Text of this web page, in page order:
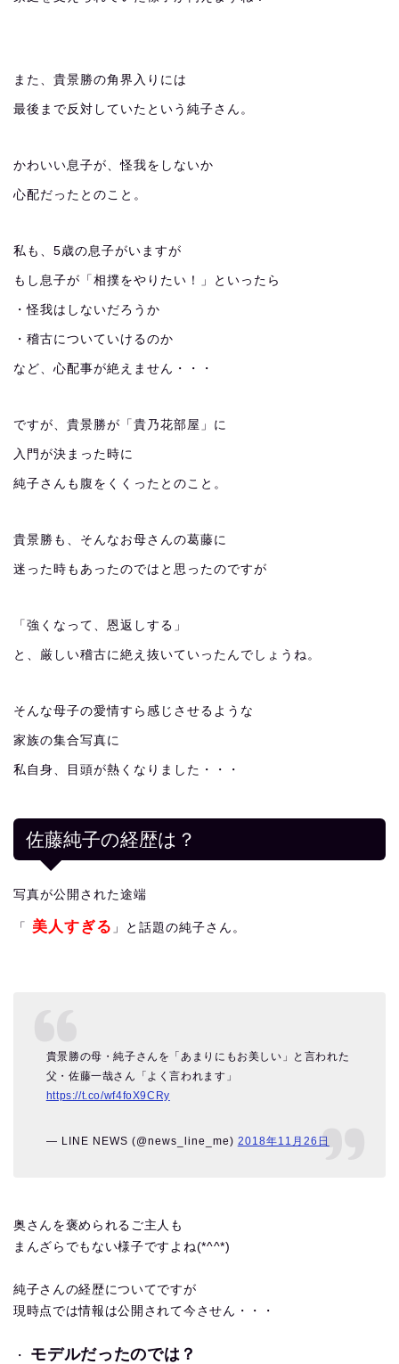
また、貴景勝の角界入りには
最後まで反対していたという純子さん。
かわいい息子が、怪我をしないか
心配だったとのこと。
私も、5歳の息子がいますが
もし息子が「相撲をやりたい！」といったら
・怪我はしないだろうか
・稽古についていけるのか
など、心配事が絶えません・・・
ですが、貴景勝が「貴乃花部屋」に
入門が決まった時に
純子さんも腹をくくったとのこと。
貴景勝も、そんなお母さんの葛藤に
迷った時もあったのではと思ったのですが
「強くなって、恩返しする」
と、厳しい稽古に絶え抜いていったんでしょうね。
そんな母子の愛情すら感じさせるような
家族の集合写真に
私自身、目頭が熱くなりました・・・
佐藤純子の経歴は？
写真が公開された途端
「 美人すぎる 」と話題の純子さん。
貴景勝の母・純子さんを「あまりにもお美しい」と言われた
父・佐藤一哉さん「よく言われます」
https://t.co/wf4foX9CRy
— LINE NEWS (@news_line_me) 2018年11月26日
奥さんを褒められるご主人も
まんざらでもない様子ですよね(*^^*)
純子さんの経歴についてですが
現時点では情報は公開されて今させん・・・
・ モデルだったのでは？